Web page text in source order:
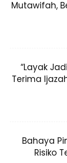
Mutawifah,
“Layak
Terima
Bahaya
Risiko